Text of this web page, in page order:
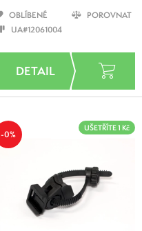
OBLÍBENÉ
POROVNAT
UA#12061004
-0%
UŠETŘÍTE 1 Kč